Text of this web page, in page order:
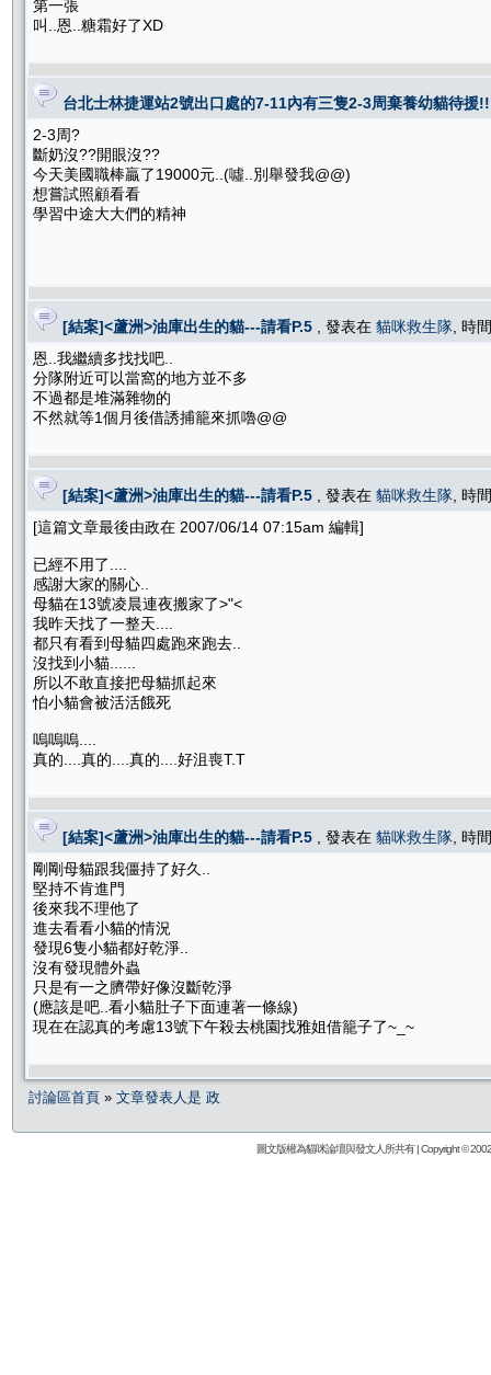
第一張
叫..恩..糖霜好了XD
台北士林捷運站2號出口處的7-11內有三隻2-3周棄養幼貓待援!!
2-3周?
斷奶沒??開眼沒??
今天美國職棒贏了19000元..(噓..別舉發我@@)
想嘗試照顧看看
學習中途大大們的精神
[結案]<蘆洲>油庫出生的貓---請看P.5 , 發表在 貓咪救生隊 , 時
恩..我繼續多找找吧..
分隊附近可以當窩的地方並不多
不過都是堆滿雜物的
不然就等1個月後借誘捕籠來抓嚕@@
[結案]<蘆洲>油庫出生的貓---請看P.5 , 發表在 貓咪救生隊 , 時
[這篇文章最後由政在 2007/06/14 07:15am 編輯]
已經不用了....
感謝大家的關心..
母貓在13號凌晨連夜搬家了>"<
我昨天找了一整天....
都只有看到母貓四處跑來跑去..
沒找到小貓......
所以不敢直接把母貓抓起來
怕小貓會被活活餓死
嗚嗚嗚....
真的....真的....真的....好沮喪T.T
[結案]<蘆洲>油庫出生的貓---請看P.5 , 發表在 貓咪救生隊 , 時
剛剛母貓跟我僵持了好久..
堅持不肯進門
後來我不理他了
進去看看小貓的情況
發現6隻小貓都好乾淨..
沒有發現體外蟲
只是有一之臍帶好像沒斷乾淨
(應該是吧..看小貓肚子下面連著一條線)
現在在認真的考慮13號下午殺去桃園找雅姐借籠子了~_~
討論區首頁 » 文章發表人是 政
圖文版權為貓咪論壇與發文人所共有 | Copyright ©